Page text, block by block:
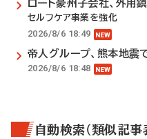
ロート豪州子会社、外用
セルフケア事業を強化
2026/8/6 18:49
帝人グループ、熊本地震
2026/8/6 18:48
自動検索（類似記事